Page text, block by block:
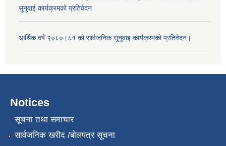
सुनुवाई कार्यक्रमको प्रतिवेदन
आर्थिक वर्ष २०८०।८१ को सार्वजनिक सुनुवाइ कार्यक्रमको प्रतिवेदन।
Notices
सूचना तथा समाचार
सार्वजनिक खरीद /बोलपत्र सूचना